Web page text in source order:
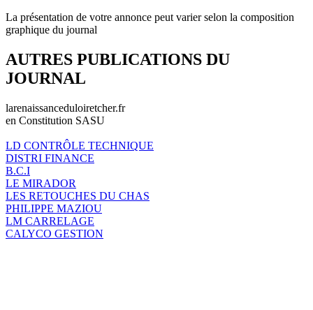
La présentation de votre annonce peut varier selon la composition
graphique du journal
AUTRES PUBLICATIONS DU
JOURNAL
larenaissanceduloiretcher.fr
en Constitution SASU
LD CONTRÔLE TECHNIQUE
DISTRI FINANCE
B.C.I
LE MIRADOR
LES RETOUCHES DU CHAS
PHILIPPE MAZIOU
LM CARRELAGE
CALYCO GESTION